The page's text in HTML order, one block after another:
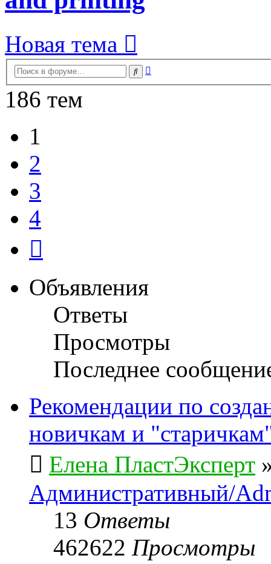
Новая тема
Поиск
186 тем
1
2
3
4
Объявления
Ответы
Просмотры
Последнее
Рекомендации по
новичкам и
Елена ПластЭксперт
Административный/
13 Ответы
462622 Просмотры